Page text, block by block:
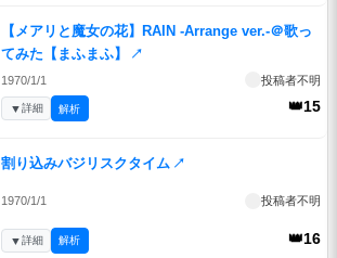
【メアリと魔女の花】RAIN -Arrange ver.-＠歌っ
てみた【まふまふ】
↗
1970/1/1 投稿者不明
👑15
▼詳細 解析
割り込みバジリスクタイム ↗
1970/1/1 投稿者不明
👑16
▼詳細 解析